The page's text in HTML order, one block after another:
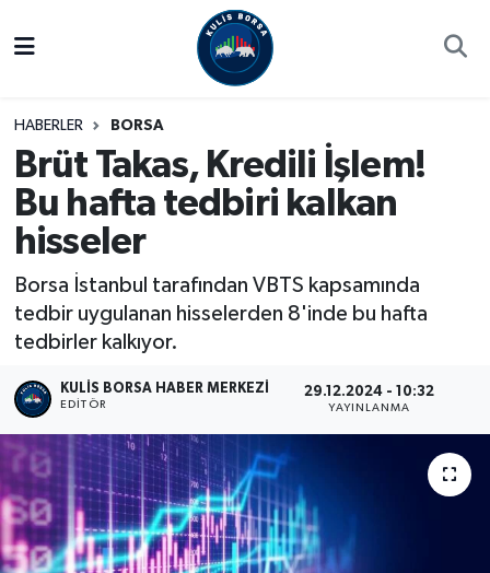
HABERLER BORSA
Brüt Takas, Kredili İşlem!
Bu hafta tedbiri kalkan
hisseler
Borsa İstanbul tarafından VBTS kapsamında
tedbir uygulanan hisselerden 8'inde bu hafta
tedbirler kalkıyor.
KULIS BORSA HABER MERKEZI
EDITÖR
29.12.2024 - 10:32
YAYINLANMA
Kulis Haber
Halka Arzlar
Ekonomi
Süper Lig Puan Durumu ve Fikstür
Tüm Manşetler
Son Dakika Haberleri